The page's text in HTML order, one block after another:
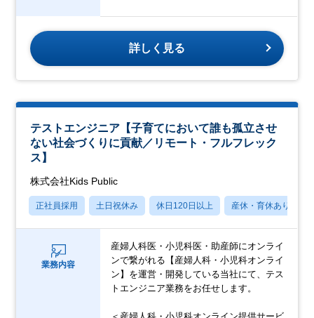
詳しく見る
テストエンジニア【子育てにおいて誰も孤立させ
ない社会づくりに貢献／リモート・フルフレック
ス】
株式会社Kids Public
正社員採用 土日祝休み 休日120日以上 産休・育休あり
業務内容
産婦人科医・小児科医・助産師にオンライ
ンで繋がれる【産婦人科・小児科オンライ
ン】を運営・開発している当社にて、テス
トエンジニア業務をお任せします。